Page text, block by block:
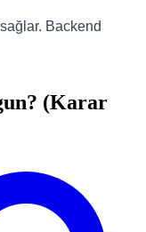
Backend
(Karar